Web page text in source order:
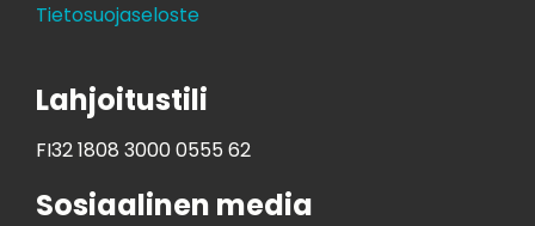
Tietosuojaseloste
Lahjoitustili
FI32 1808 3000 0555 62
Sosiaalinen media